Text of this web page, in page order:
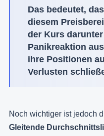
Das bedeutet,
diesem
der Kurs
Panikreaktion
ihre Positionen
Verlusten
Noch wichtiger ist jedoch
Gleitende